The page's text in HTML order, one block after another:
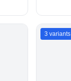
3 variants